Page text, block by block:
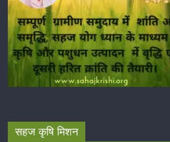
सहज कृषि मिशन